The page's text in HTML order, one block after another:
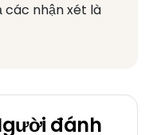
các nhận xét là
đánh